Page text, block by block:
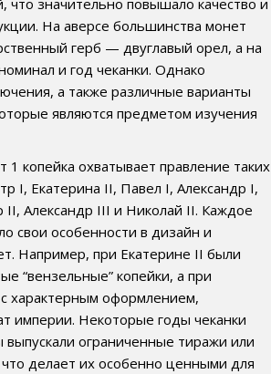
На аверсе большинства монет
герб — двуглавый орел, а на
и год чеканки. Однако
а также различные варианты
являются предметом изучения
копейка охватывает правление таких
I, Екатерина II, Павел I, Александр I,
II, Александр III и Николай II. Каждое
свои особенности в дизайн и
Например, при Екатерине II были
“вензельные” копейки, а при
характерным оформлением,
империи. Некоторые годы чеканки
ограниченные тиражи или
делает их особенно ценными для